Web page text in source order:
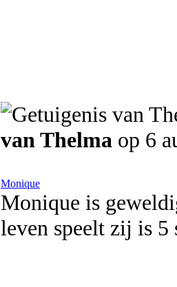
van Thelma op 6
Monique
Monique is
leven speelt zij is